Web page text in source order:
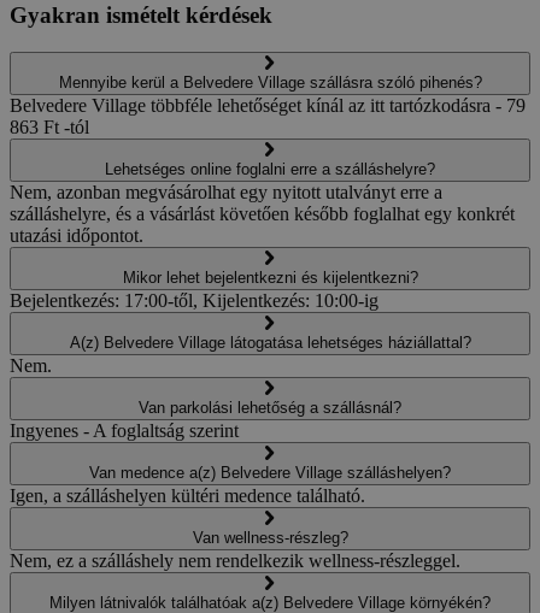
Gyakran ismételt kérdések
Mennyibe kerül a Belvedere Village szállásra szóló pihenés?
Belvedere Village többféle lehetőséget kínál az itt tartózkodásra - 79
863 Ft -tól
Lehetséges online foglalni erre a szálláshelyre?
Nem, azonban megvásárolhat egy nyitott utalványt erre a
szálláshelyre, és a vásárlást követően később foglalhat egy konkrét
utazási időpontot.
Mikor lehet bejelentkezni és kijelentkezni?
Bejelentkezés: 17:00-től, Kijelentkezés: 10:00-ig
A(z) Belvedere Village látogatása lehetséges háziállattal?
Nem.
Van parkolási lehetőség a szállásnál?
Ingyenes - A foglaltság szerint
Van medence a(z) Belvedere Village szálláshelyen?
Igen, a szálláshelyen kültéri medence található.
Van wellness-részleg?
Nem, ez a szálláshely nem rendelkezik wellness-részleggel.
Milyen látnivalók találhatóak a(z) Belvedere Village környékén?